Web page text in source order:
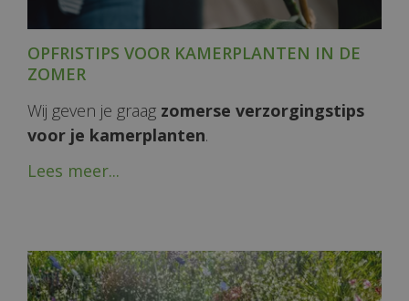
OPFRISTIPS VOOR KAMERPLANTEN IN DE
ZOMER
Wij geven je graag zomerse verzorgingstips
voor je kamerplanten.
Lees meer...